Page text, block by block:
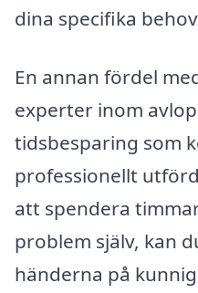
dina specifika
En annan fördel
experter inom
tidsbesparing som
professionellt
att spendera
problem själv, kan
händerna på